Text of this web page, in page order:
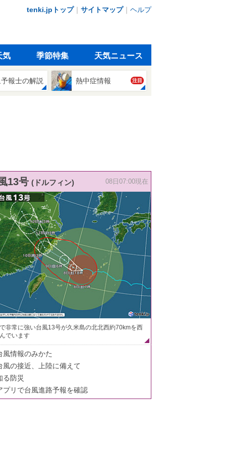
tenki.jpトップ｜ サイトマップ｜ ヘルプ
気 季節特集 天気ニュース
報士の解説 熱中症情報 注目
13号 (ドルフィン) 08日07:00現在
非常に強い台風13号が久米島の北北西約70kmを西
でいます
風情報のみかた
風の接近、上陸に備えて
る防災
プリで台風進路予報を確認